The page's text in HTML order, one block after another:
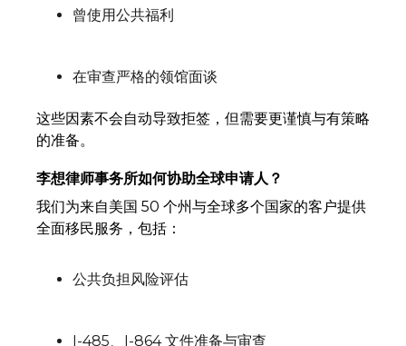
曾使用公共福利
在审查严格的领馆面谈
这些因素不会自动导致拒签，但需要更谨慎与有策略
的准备。
李想律师事务所如何协助全球申请人？
我们为来自美国 50 个州与全球多个国家的客户提供
全面移民服务，包括：
公共负担风险评估
I-485、I-864 文件准备与审查